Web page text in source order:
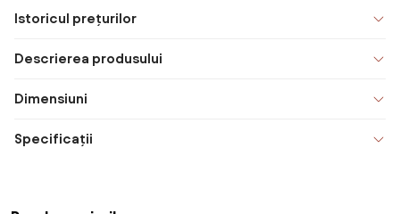
Istoricul prețurilor
Descrierea produsului
Dimensiuni
Specificații